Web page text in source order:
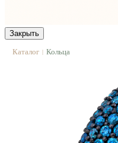
Закрыть
Каталог | Кольца